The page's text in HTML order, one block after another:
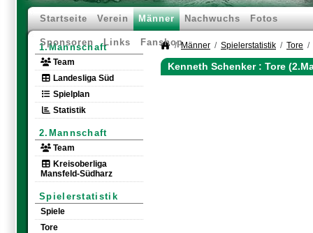
Startseite Verein Männer Nachwuchs Fotos
Sponsoren Links Fanshop
1.Mannschaft
Team
Landesliga Süd
Spielplan
Statistik
2.Mannschaft
Team
Kreisoberliga
Mansfeld-Südharz
Spielerstatistik
Spiele
Tore
Männer Spielerstatistik Tore
Kenneth Schenker : Tore